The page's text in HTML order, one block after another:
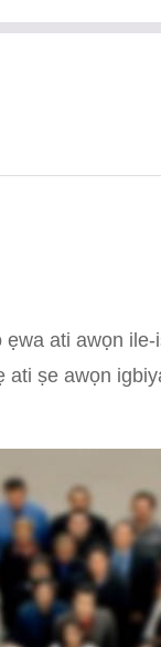
ati awọn
ṣe awọn